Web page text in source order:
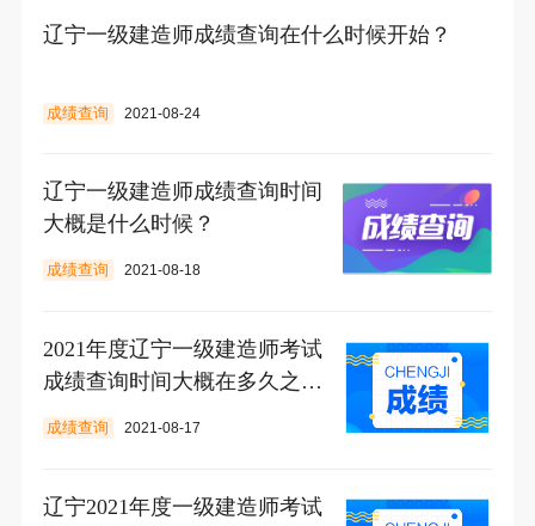
辽宁一级建造师成绩查询在什么时候开始？
成绩查询 2021-08-24
辽宁一级建造师成绩查询时间
大概是什么时候？
成绩查询 2021-08-18
2021年度辽宁一级建造师考试
成绩查询时间大概在多久之
后？
成绩查询 2021-08-17
辽宁2021年度一级建造师考试